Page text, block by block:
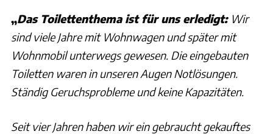
„Das Toilettenthema ist für uns erledigt: Wir
sind viele Jahre mit Wohnwagen und später mit
Wohnmobil unterwegs gewesen. Die eingebauten
Toiletten waren in unseren Augen Notlösungen.
Ständig Geruchsprobleme und keine Kapazitäten.
Seit vier Jahren haben wir ein gebraucht gekauftes